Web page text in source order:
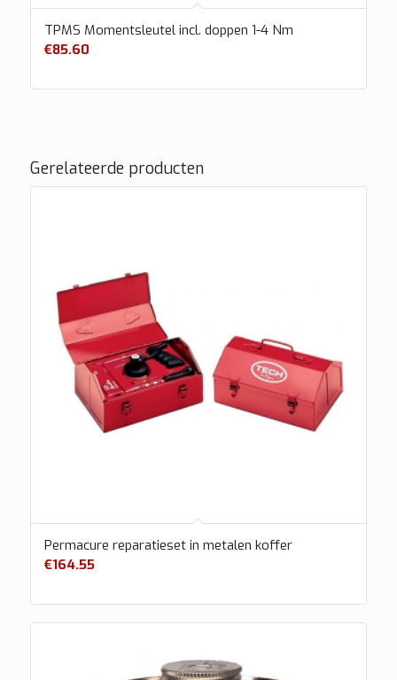
TPMS Momentsleutel incl. doppen 1-4 Nm
€85.60
Gerelateerde producten
Permacure reparatieset in metalen koffer
€164.55